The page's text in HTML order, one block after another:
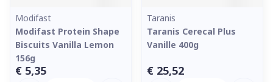
Modifast
Modifast Protein Shape
Biscuits Vanilla Lemon
156g
€ 5,35
Taranis
Taranis Cerecal Plus
Vanille 400g
€ 25,52